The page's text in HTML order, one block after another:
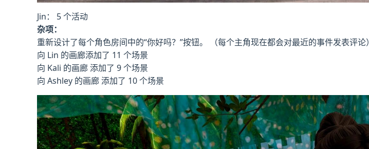
Jin： 5 个活动
杂项：
重新设计了每个角色房间中的“你好吗？”按钮。 （每个主角现在都会对最近的事件发表评论）
向 Lin 的画廊添加了 11 个场景
向 Kali 的画廊 添加了 9 个场景
向 Ashley 的画廊 添加了 10 个场景